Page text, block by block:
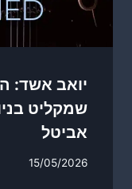
יואב אשד:
שמקליט
אביטל
15/05/2026